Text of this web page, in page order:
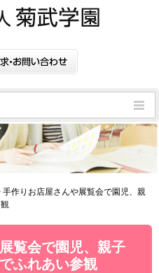
手作りお店屋さんや展覧会で園児、親
覧会で園児、親子
ふれあい参観